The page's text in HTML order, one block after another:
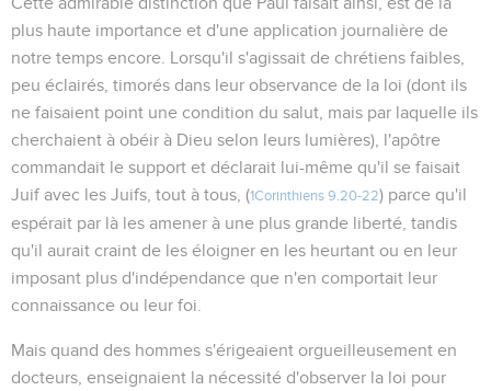
plus haute importance et d'une application journalière de
notre temps encore. Lorsqu'il s'agissait de chrétiens faibles,
peu éclairés, timorés dans leur observance de la loi (dont ils
ne faisaient point une condition du salut, mais par laquelle ils
cherchaient à obéir à Dieu selon leurs lumières), l'apôtre
commandait le support et déclarait lui-même qu'il se faisait
Juif avec les Juifs, tout à tous, (1Corinthiens 9.20-22) parce qu'il
espérait par là les amener à une plus grande liberté, tandis
qu'il aurait craint de les éloigner en les heurtant ou en leur
imposant plus d'indépendance que n'en comportait leur
connaissance ou leur foi.
Mais quand des hommes s'érigeaient orgueilleusement en
docteurs, enseignaient la nécessité d'observer la loi pour